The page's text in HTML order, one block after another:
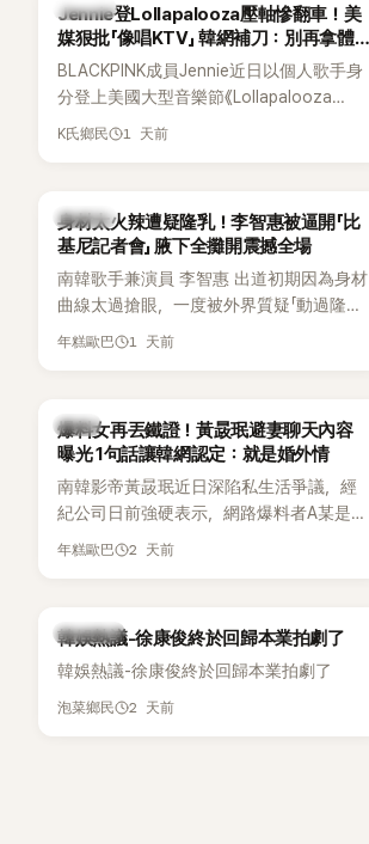
近況照意外掀起熱議，不是因為仙氣十足
的美貌，而是藏在纖細身材下的超狂背肌
與肩膀線條，反差感十足，讓不少網友看
傻直呼：「原來她身材這麼猛！」
K-POP
Jennie登Lollapalooza壓軸慘翻車！美
媒狠批「像唱KTV」 韓網補刀：別再拿體
力當藉口
BLACKPINK成員Jennie近日以個人歌手身
分登上美國大型音樂節《Lollapalooza
Chicago》主舞台，不僅成為首位擔任該音
遭部分網友質疑，就連美國當地媒體也毫
不留情給出負評，甚至形容整場演出「就像
一場豪華KTV」。
K氏鄉民 1 天前
K-POP
身材太火辣遭疑隆乳！李智惠被逼開「比
基尼記者會」 腋下全攤開震撼全場
南韓歌手兼演員 李智惠 出道初期因為身材
曲線太過搶眼，一度被外界質疑「動過隆乳
手術」，最後甚至被公司安排親上火線，召
口回憶這段「隆乳疑雲黑歷史」，話題再度被
翻出來熱議。 2日播出的 SBS 綜藝節目
《我的經紀人太難搞－秘書鎮》，邀請同時
兼顧工作與育兒的演藝圈代表「媽媽群」
——李智惠、李賢怡、李恩亨，以第13位
合，兩人邊搭車邊聊天，氣氛輕鬆。聊到
最近的新聞，李瑞鎮突然直球發問：「妳不
是上新聞了？說妳去做整形？是人中縮短
手術嗎？」一貫犀利又不留情的問法，讓現
年糕歐巴 1 天前
韓星
爆料女再丟鐵證！黃晸珉避妻聊天內容
曝光 1句話讓韓網認定：就是婚外情
南韓影帝黃晸珉近日深陷私生活爭議，經
紀公司日前強硬表示，網路爆料者A某是涉
嫌長期跟蹤黃晸珉的嫌疑人，已採取法律
「雙向互動」，並非外界所稱的單方面騷擾。
年糕歐巴 2 天前
熱議討論
韓娛熱議-徐康俊終於回歸本業拍劇了
韓娛熱議-徐康俊終於回歸本業拍劇了
泡菜鄉民 2 天前